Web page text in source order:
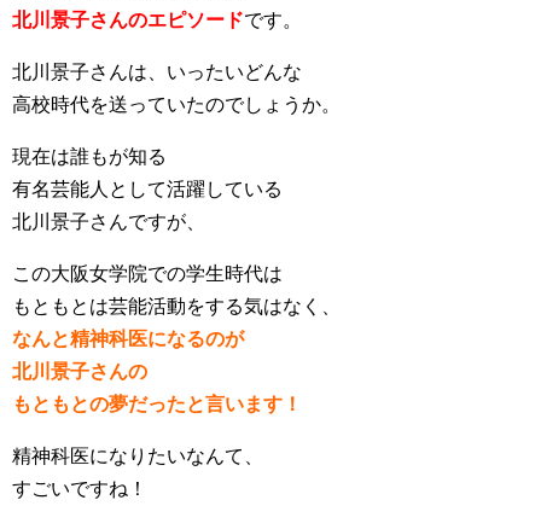
北川景子さんのエピソードです。
北川景子さんは、いったいどんな
高校時代を送っていたのでしょうか。
現在は誰もが知る
有名芸能人として活躍している
北川景子さんですが、
この大阪女学院での学生時代は
もともとは芸能活動をする気はなく、
なんと精神科医になるのが
北川景子さんの
もともとの夢だったと言います！
精神科医になりたいなんて、
すごいですね！